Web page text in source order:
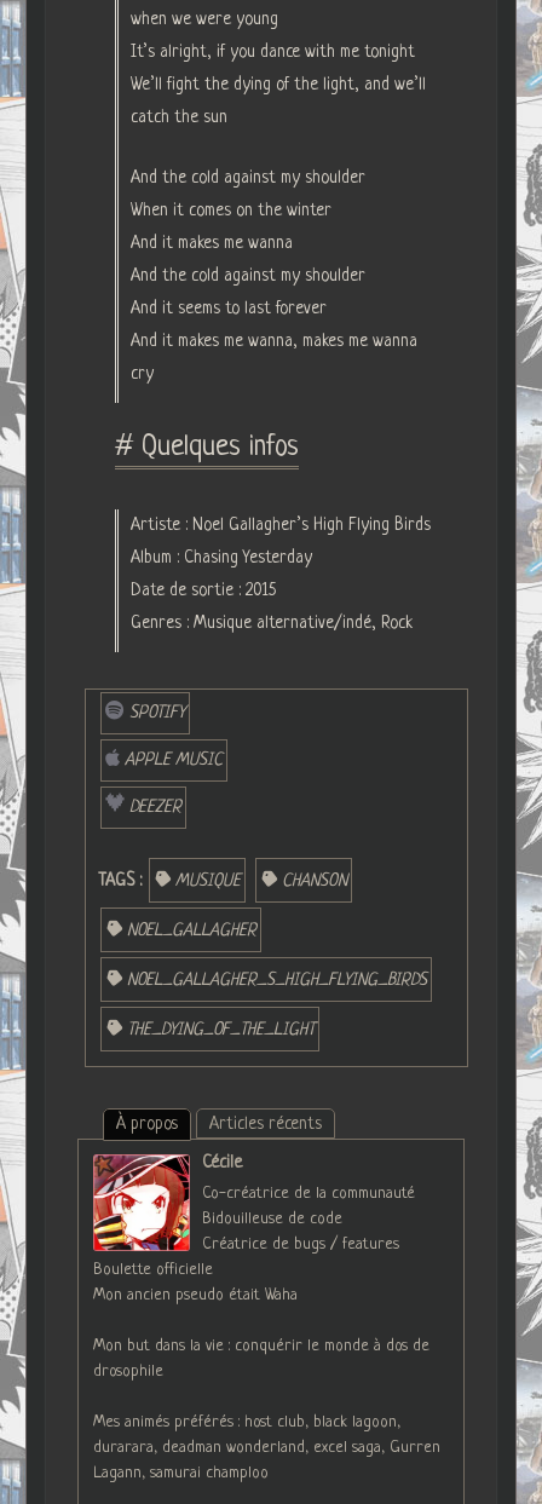
when we were young
It’s alright, if you dance with me tonight
We’ll fight the dying of the light, and we’ll
catch the sun
And the cold against my shoulder
When it comes on the winter
And it makes me wanna
And the cold against my shoulder
And it seems to last forever
And it makes me wanna, makes me wanna
cry
# Quelques infos
Artiste : Noel Gallagher’s High Flying Birds
Album : Chasing Yesterday
Date de sortie : 2015
Genres : Musique alternative/indé, Rock
SPOTIFY
APPLE MUSIC
DEEZER
TAGS : MUSIQUE CHANSON
NOEL_GALLAGHER
NOEL_GALLAGHER_S_HIGH_FLYING_BIRDS
THE_DYING_OF_THE_LIGHT
À propos
Articles récents
Cécile
Co-créatrice de la communauté
Bidouilleuse de code
Créatrice de bugs / features
Boulette officielle
Mon ancien pseudo était Waha
Mon but dans la vie : conquérir le monde à dos de
drosophile
Mes animés préférés : host club, black lagoon,
durarara, deadman wonderland, excel saga, Gurren
Lagann, samurai champloo